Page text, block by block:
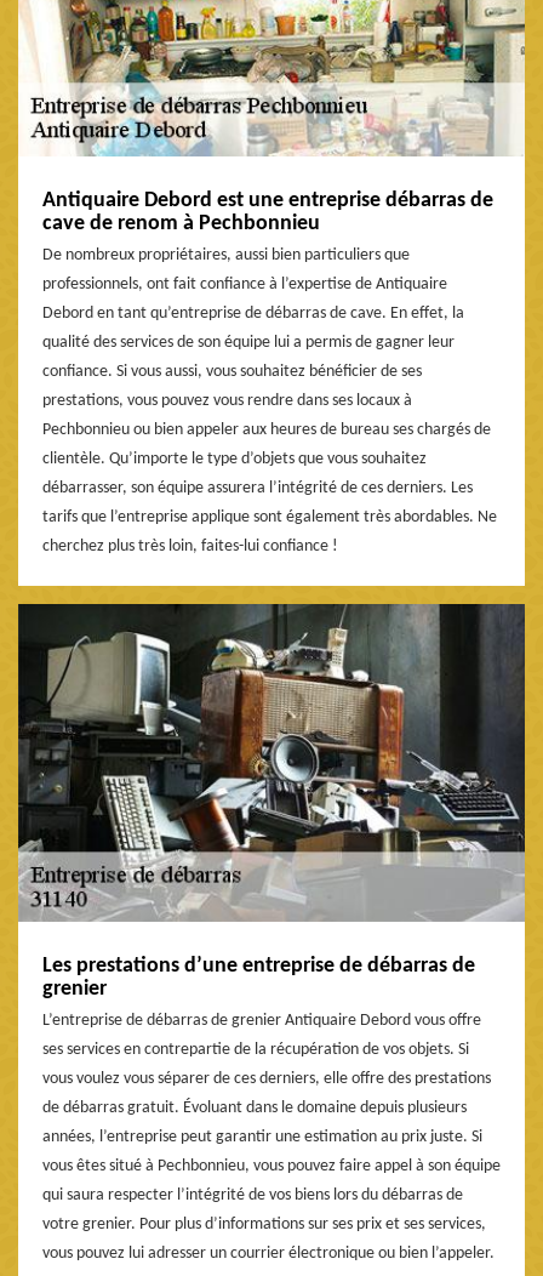
Antiquaire Debord est une entreprise débarras de
cave de renom à Pechbonnieu
De nombreux propriétaires, aussi bien particuliers que
professionnels, ont fait confiance à l’expertise de Antiquaire
Debord en tant qu’entreprise de débarras de cave. En effet, la
qualité des services de son équipe lui a permis de gagner leur
confiance. Si vous aussi, vous souhaitez bénéficier de ses
prestations, vous pouvez vous rendre dans ses locaux à
Pechbonnieu ou bien appeler aux heures de bureau ses chargés de
clientèle. Qu’importe le type d’objets que vous souhaitez
débarrasser, son équipe assurera l’intégrité de ces derniers. Les
tarifs que l’entreprise applique sont également très abordables. Ne
cherchez plus très loin, faites-lui confiance !
Les prestations d’une entreprise de débarras de
grenier
L’entreprise de débarras de grenier Antiquaire Debord vous offre
ses services en contrepartie de la récupération de vos objets. Si
vous voulez vous séparer de ces derniers, elle offre des prestations
de débarras gratuit. Évoluant dans le domaine depuis plusieurs
années, l’entreprise peut garantir une estimation au prix juste. Si
vous êtes situé à Pechbonnieu, vous pouvez faire appel à son équipe
qui saura respecter l’intégrité de vos biens lors du débarras de
votre grenier. Pour plus d’informations sur ses prix et ses services,
vous pouvez lui adresser un courrier électronique ou bien l’appeler.